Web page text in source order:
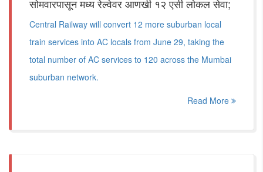
सोमवारपासून मध्य रेल्वेवर आणखी १२ एसी लोकल सेवा;
Central Railway will convert 12 more suburban local
train services into AC locals from June 29, taking the
total number of AC services to 120 across the Mumbai
suburban network.
Read More